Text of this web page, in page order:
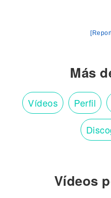
Más
Vídeos Perfil
Vídeos